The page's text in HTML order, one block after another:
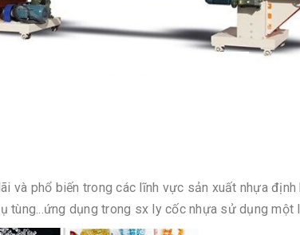
và phổ biến trong các lĩnh vực sản xuất nhựa định
tùng...ứng dụng trong sx ly cốc nhựa sử dụng một